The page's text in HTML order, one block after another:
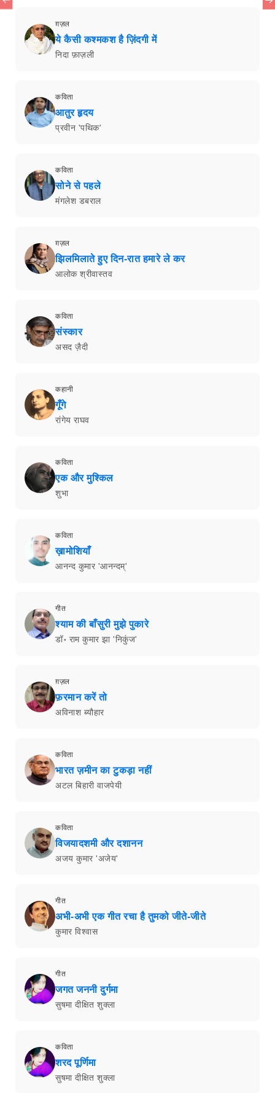
ग़ज़ल
ये कैसी कश्मकश है ज़िंदगी में
निदा फ़ाज़ली
कविता
आतुर हृदय
प्रवीन 'पथिक'
कविता
सोने से पहले
मंगलेश डबराल
ग़ज़ल
झिलमिलाते हुए दिन-रात हमारे ले कर
आलोक श्रीवास्तव
कविता
संस्कार
असद ज़ैदी
कहानी
गूँगे
रांगेय राघव
कविता
एक और मुश्किल
शुभा
कविता
ख़ामोशियाँ
आनन्द कुमार 'आनन्दम्'
गीत
श्याम की बाँसुरी मुझे पुकारे
डॉ॰ राम कुमार झा 'निकुंज'
ग़ज़ल
फ़रमान करें तो
अविनाश ब्यौहार
कविता
भारत ज़मीन का टुकड़ा नहीं
अटल बिहारी वाजपेयी
कविता
विजयादशमी और दशानन
अजय कुमार 'अजेय'
गीत
अभी-अभी एक गीत रचा है तुमको जीते-जीते
कुमार विश्वास
गीत
जगत जननी दुर्गमा
सुषमा दीक्षित शुक्ला
कविता
शरद पूर्णिमा
सुषमा दीक्षित शुक्ला